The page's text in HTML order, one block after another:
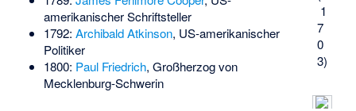
1
7
0
3)
amerikanischer Schriftsteller
1792: Archibald Atkinson, US-amerikanischer
Politiker
1800: Paul Friedrich, Großherzog von
Mecklenburg-Schwerin